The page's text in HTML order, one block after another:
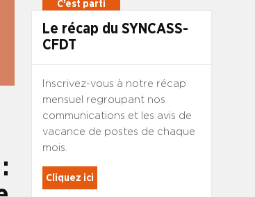
Le récap du SYNCASS-
CFDT
Inscrivez-vous à notre récap
mensuel regroupant nos
communications et les avis de
vacance de postes de chaque
mois.
Cliquez ici